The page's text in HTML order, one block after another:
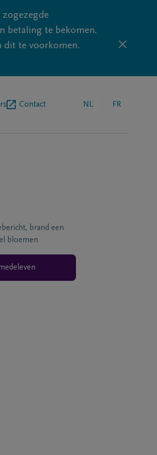
betaling te bekomen.
dit te voorkomen.
Contact NL FR
brand een
bloemen